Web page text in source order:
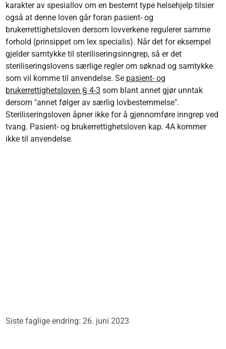
karakter av spesiallov om en bestemt type helsehjelp tilsier
også at denne loven går foran pasient- og
brukerrettighetsloven dersom lovverkene regulerer samme
forhold (prinsippet om lex specialis). Når det for eksempel
gjelder samtykke til steriliseringsinngrep, så er det
steriliseringslovens særlige regler om søknad og samtykke
som vil komme til anvendelse. Se pasient- og
brukerrettighetsloven § 4-3 som blant annet gjør unntak
dersom "annet følger av særlig lovbestemmelse".
Steriliseringsloven åpner ikke for å gjennomføre inngrep ved
tvang. Pasient- og brukerrettighetsloven kap. 4A kommer
ikke til anvendelse.
Siste faglige endring: 26. juni 2023